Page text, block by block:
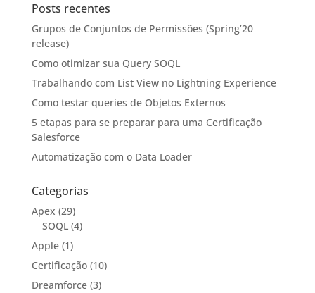
Posts recentes
Grupos de Conjuntos de Permissões (Spring’20
release)
Como otimizar sua Query SOQL
Trabalhando com List View no Lightning Experience
Como testar queries de Objetos Externos
5 etapas para se preparar para uma Certificação
Salesforce
Automatização com o Data Loader
Categorias
Apex (29)
SOQL(4)
Apple(1)
Certificação(10)
Dreamforce(3)